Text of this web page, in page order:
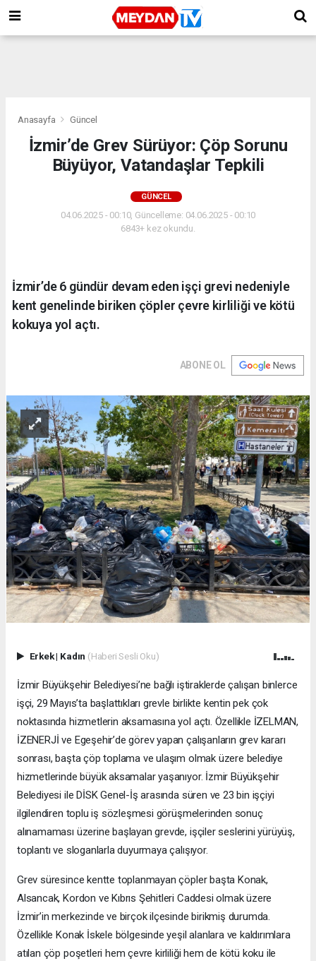
Anasayfa Güncel
İzmir’de Grev Sürüyor: Çöp Sorunu
Büyüyor, Vatandaşlar Tepkili
GÜNCEL
04.06.2025 - 00:10, Güncelleme: 04.06.2025 - 00:10
6843+ kez okundu.
İzmir’de 6 gündür devam eden işçi grevi nedeniyle
kent genelinde biriken çöpler çevre kirliliği ve kötü
kokuya yol açtı.
ABONE OL
Erkek| Kadın (Haberi Sesli Oku)
İzmir Büyükşehir Belediyesi’ne bağlı iştiraklerde çalışan binlerce
işçi, 29 Mayıs’ta başlattıkları grevle birlikte kentin pek çok
noktasında hizmetlerin aksamasına yol açtı. Özellikle İZELMAN,
İZENERJİ ve Egeşehir’de görev yapan çalışanların grev kararı
sonrası, başta çöp toplama ve ulaşım olmak üzere belediye
hizmetlerinde büyük aksamalar yaşanıyor. İzmir Büyükşehir
Belediyesi ile DİSK Genel-İş arasında süren ve 23 bin işçiyi
ilgilendiren toplu iş sözleşmesi görüşmelerinden sonuç
alınamaması üzerine başlayan grevde, işçiler seslerini yürüyüş,
toplantı ve sloganlarla duyurmaya çalışıyor.
Grev süresince kentte toplanmayan çöpler başta Konak,
Alsancak, Kordon ve Kıbrıs Şehitleri Caddesi olmak üzere
İzmir’in merkezinde ve birçok ilçesinde birikmiş durumda.
Özellikle Konak İskele bölgesinde yeşil alanlara ve kaldırımlara
atılan çöp poşetleri hem çevre kirliliği hem de kötü koku ile